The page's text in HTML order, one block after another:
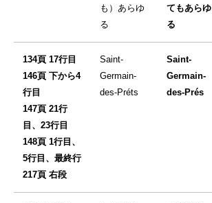
も）あらゆ
る
てもあらゆ
る
134頁 17行目
146頁 下から4
行目
147頁 21行
目、23行目
148頁 1行目、
5行目、最終行
217頁 右段
Saint-
Germain-
des-Préts
Saint-
Germain-
des-Prés